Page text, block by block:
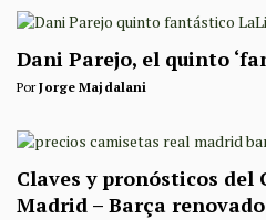
Dani Parejo, el quinto
PorJorge Majdalani
Claves y pronósticos del
Madrid – Barça renovado